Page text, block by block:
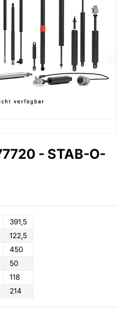
- STAB-O-
391,5
122,5
450
50
118
214